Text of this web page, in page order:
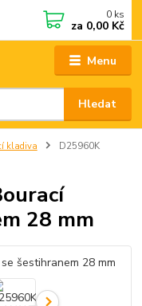
Menu
Hledat
0 ks
za 0,00 Kč
kladiva
D25960K
28 mm